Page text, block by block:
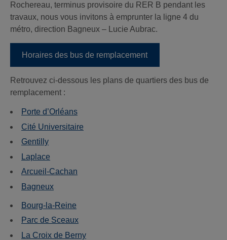
Rochereau, terminus provisoire du RER B pendant les
travaux, nous vous invitons à emprunter la ligne 4 du
métro, direction Bagneux – Lucie Aubrac.
Horaires des bus de remplacement
Retrouvez ci-dessous les plans de quartiers des bus de
remplacement :
Porte d’Orléans
Cité Universitaire
Gentilly
Laplace
Arcueil-Cachan
Bagneux
Bourg-la-Reine
Parc de Sceaux
La Croix de Berny